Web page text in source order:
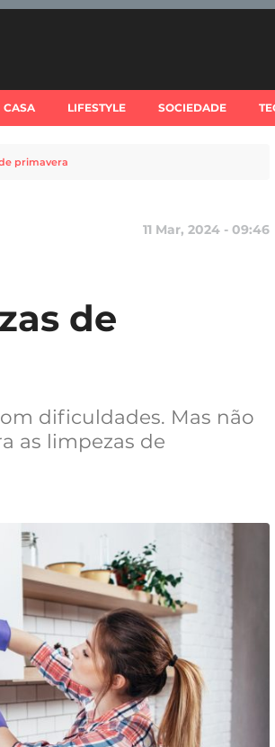
CASA LIFESTYLE SOCIEDADE
primavera
11 Mar, 2024 - 09:46
de
dificuldades. Mas não
as limpezas de